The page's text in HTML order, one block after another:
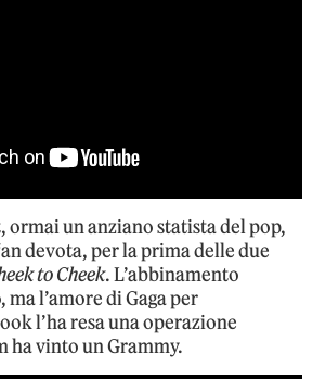
ormai un anziano statista del pop,
devota, per la prima delle due
to Cheek. L’abbinamento
l’amore di Gaga per
l’ha resa una operazione
ha vinto un Grammy.